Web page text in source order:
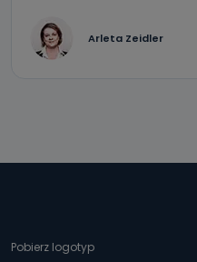
Arleta Zeidler
Pobierz logotyp